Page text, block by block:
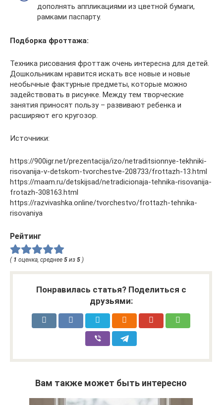
дополнять аппликациями из цветной бумаги,
рамками паспарту.
Подборка фроттажа:
Техника рисования фроттаж очень интересна для детей.
Дошкольникам нравится искать все новые и новые
необычные фактурные предметы, которые можно
задействовать в рисунке. Между тем творческие
занятия приносят пользу – развивают ребенка и
расширяют его кругозор.
Источники:
https://900igr.net/prezentacija/izo/netraditsionnye-tekhniki-
risovanija-v-detskom-tvorchestve-208733/frottazh-13.html
https://maam.ru/detskijsad/netradicionaja-tehnika-risovanija-
frotazh-308163.html
https://razvivashka.online/tvorchestvo/frottazh-tehnika-
risovaniya
Рейтинг
( 1 оценка, среднее 5 из 5 )
Понравилась статья? Поделиться с
друзьями:
Вам также может быть интересно